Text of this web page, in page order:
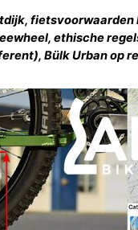
fietsvoorwaarden
ethische
Bülk Urban op